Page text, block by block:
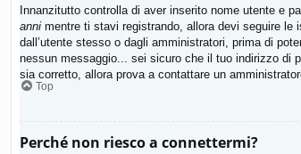
Innanzitutto controlla di aver inserito nome utente e
anni mentre ti stavi registrando, allora devi seguire
dall’utente stesso o dagli amministratori, prima di
nessun messaggio... sei sicuro che il tuo indirizzo di
sia corretto, allora prova a contattare un
Top
Perché non riesco a connettermi?